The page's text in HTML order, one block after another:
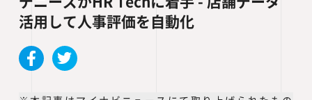
活用して人事評価を自動化